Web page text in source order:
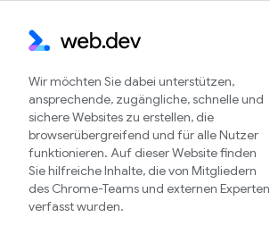
Wir möchten Sie dabei unterstützen,
ansprechende, zugängliche, schnelle und
sichere Websites zu erstellen, die
browserübergreifend und für alle Nutzer
funktionieren. Auf dieser Website finden
Sie hilfreiche Inhalte, die von Mitgliedern
des Chrome-Teams und externen Experten
verfasst wurden.